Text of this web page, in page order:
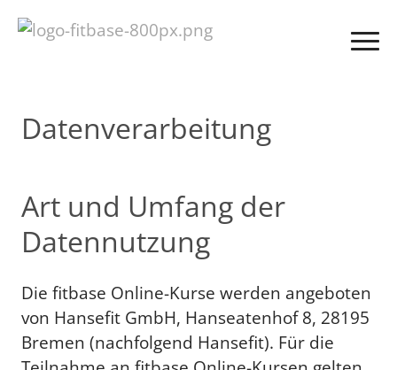
Datenverarbeitung
Art und Umfang der
Datennutzung
Die fitbase Online-Kurse werden angeboten
von Hansefit GmbH, Hanseatenhof 8, 28195
Bremen (nachfolgend Hansefit). Für die